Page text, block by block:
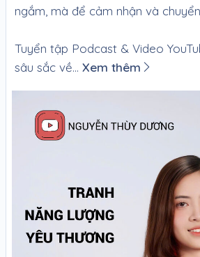
ngắm, mà để cảm nhận và
Tuyển tập Podcast & Video
sâu sắc về... Xem thêm